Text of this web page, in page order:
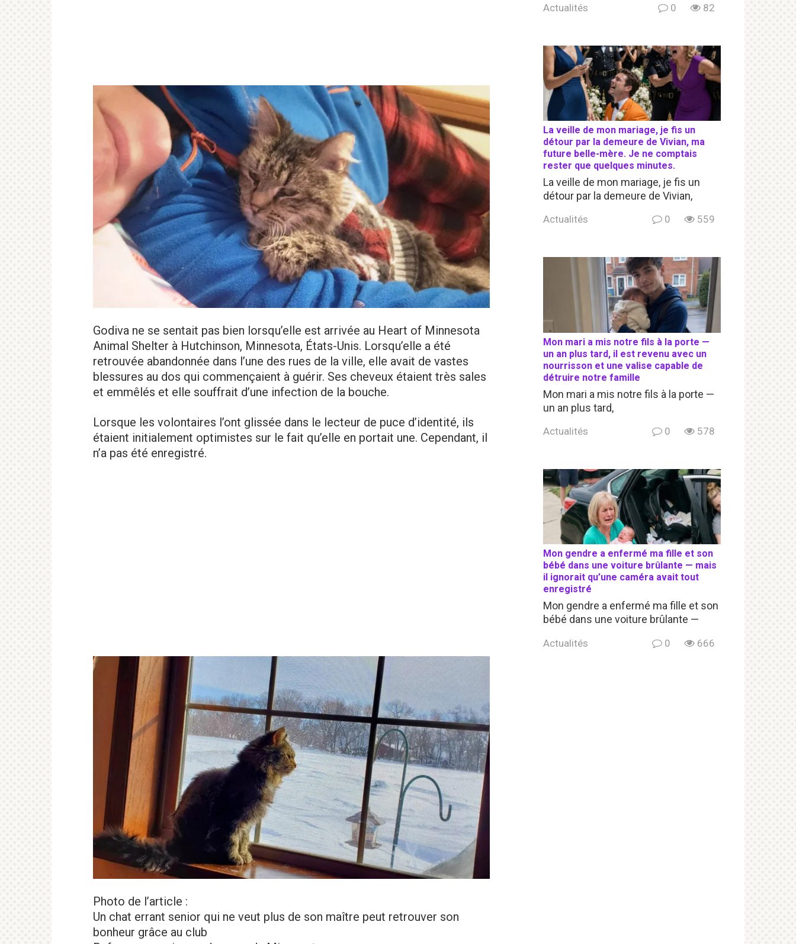
Godiva ne se sentait pas bien lorsqu’elle est arrivée au Heart of Minnesota
Animal Shelter à Hutchinson, Minnesota, États-Unis. Lorsqu’elle a été
retrouvée abandonnée dans l’une des rues de la ville, elle avait de vastes
blessures au dos qui commençaient à guérir. Ses cheveux étaient très sales
et emmêlés et elle souffrait d’une infection de la bouche.
Lorsque les volontaires l’ont glissée dans le lecteur de puce d’identité, ils
étaient initialement optimistes sur le fait qu’elle en portait une. Cependant, il
n’a pas été enregistré.
Photo de l’article :
Un chat errant senior qui ne veut plus de son maître peut retrouver son
bonheur grâce au club
Actualités 0 82
La veille de mon mariage, je fis un
détour par la demeure de Vivian, ma
future belle-mère. Je ne comptais
rester que quelques minutes.
La veille de mon mariage, je fis un
détour par la demeure de Vivian,
Actualités 0 559
Mon mari a mis notre fils à la porte —
un an plus tard, il est revenu avec un
nourrisson et une valise capable de
détruire notre famille
Mon mari a mis notre fils à la porte —
un an plus tard,
Actualités 0 578
Mon gendre a enfermé ma fille et son
bébé dans une voiture brûlante — mais
il ignorait qu’une caméra avait tout
enregistré
Mon gendre a enfermé ma fille et son
bébé dans une voiture brûlante —
Actualités 0 666